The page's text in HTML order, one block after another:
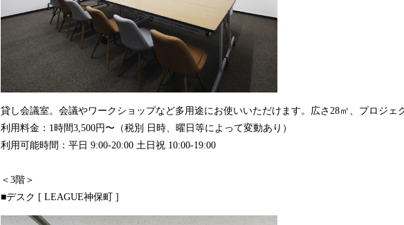
貸し会議室。会議やワークショップなど多用途にお使いいただけます。広さ28㎡、プロジェ
利用料金：1時間3,500円〜（税別 日時、曜日等によって変動あり）
利用可能時間：平日 9:00-20:00 土日祝 10:00-19:00
＜3階＞
■デスク [ LEAGUE神保町 ]